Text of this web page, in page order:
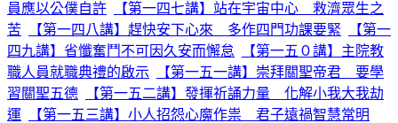
員應以公僕自許
【第一四七講】站在宇宙中心 救濟眾生之
苦
【第一四八講】趕快安下心來 多作四門功課要緊
【第一
四九講】省懺奮鬥不可因久安而懈怠
【第一五０講】主院教
職人員就職典禮的啟示
【第一五一講】崇拜關聖帝君 要學
習關聖五德
【第一五二講】發揮祈誦力量 化解小我大我劫
運
【第一五三講】小人招怨心魔作祟 君子遠禍智慧常明